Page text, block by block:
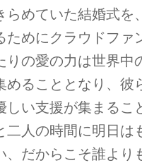
らめていた結婚式を
ためにクラウドファ
りの愛の力は世界中
めることとなり、彼
しい支援が集まるこ
二人の時間に明日は
、だからこそ誰より